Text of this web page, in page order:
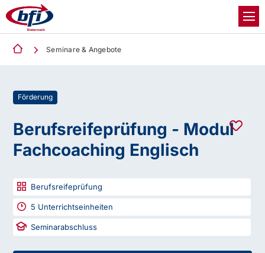
Seminare & Angebote
Förderung
Berufsreifeprüfung - Modul
Fachcoaching Englisch
Berufsreifeprüfung
5 Unterrichtseinheiten
Seminarabschluss